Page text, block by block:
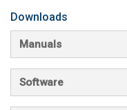
Downloads
Manuals
Software